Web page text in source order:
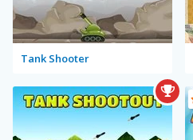
Tank Shooter